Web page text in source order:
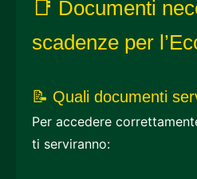
📑 Documenti
scadenze per
📝 Quali documenti
Per accedere
ti serviranno: